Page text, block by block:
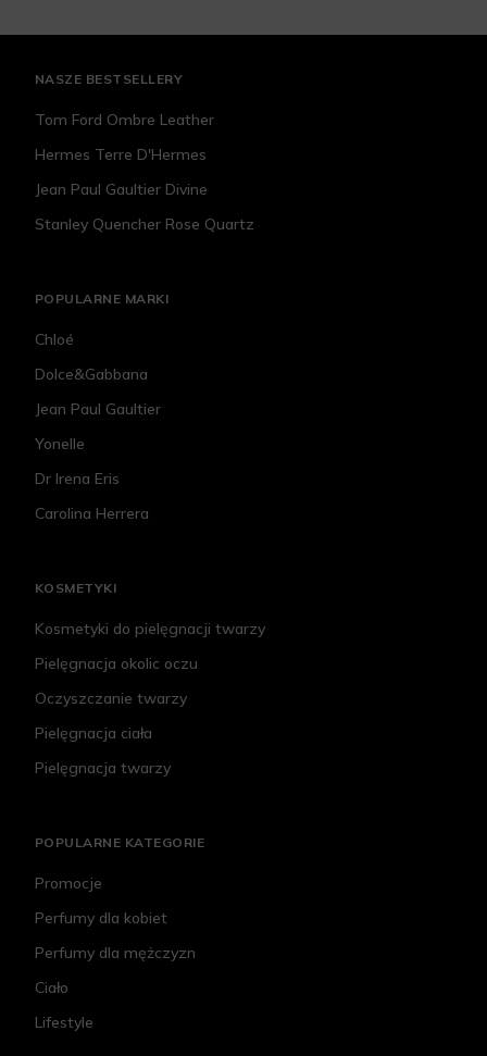
NASZE BESTSELLERY
Tom Ford Ombre Leather
Hermes Terre D'Hermes
Jean Paul Gaultier Divine
Stanley Quencher Rose Quartz
POPULARNE MARKI
Chloé
Dolce&Gabbana
Jean Paul Gaultier
Yonelle
Dr Irena Eris
Carolina Herrera
KOSMETYKI
Kosmetyki do pielęgnacji twarzy
Pielęgnacja okolic oczu
Oczyszczanie twarzy
Pielęgnacja ciała
Pielęgnacja twarzy
POPULARNE KATEGORIE
Promocje
Perfumy dla kobiet
Perfumy dla mężczyzn
Ciało
Lifestyle